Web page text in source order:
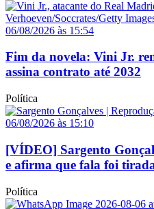
06/08/2026 às 15:54
Fim da novela: Vini Jr.
assina contrato até 2032
Política
06/08/2026 às 15:10
[VÍDEO] Sargento
e afirma que fala foi
Política